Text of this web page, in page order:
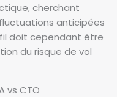
cherchant
anticipées
doit cependant être
du risque de vol
vs CTO